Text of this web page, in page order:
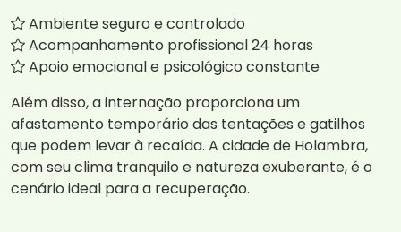
Ambiente seguro e controlado
Acompanhamento profissional 24 horas
Apoio emocional e psicológico constante
Além disso, a internação proporciona um
afastamento temporário das tentações e gatilhos
que podem levar à recaída. A cidade de Holambra,
com seu clima tranquilo e natureza exuberante, é o
cenário ideal para a recuperação.